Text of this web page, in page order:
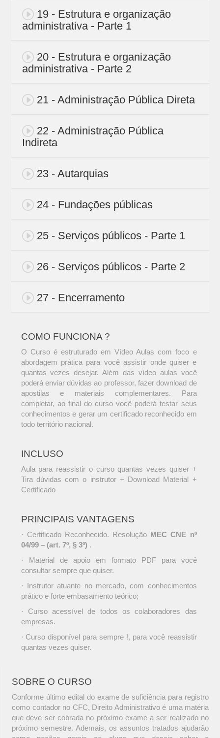
19 - Estrutura e organização
administrativa - Parte 1
20 - Estrutura e organização
administrativa - Parte 2
21 - Administração Pública Direta
22 - Administração Pública
Indireta
23 - Autarquias
24 - Fundações públicas
25 - Serviços públicos - Parte 1
26 - Serviços públicos - Parte 2
27 - Encerramento
COMO FUNCIONA ?
O Curso é estruturado em Vídeo Aulas com foco e
abordagem prática para você assistir onde quiser e
quantas vezes desejar. Além das vídeo aulas você
poderá enviar dúvidas ao professor, fazer download de
apostilas e materiais complementares. Para
completar, ao final do curso você poderá testar seus
conhecimentos e gerar um certificado reconhecido em
todo território nacional.
INCLUSO
Aula para reassistir o curso quantas vezes quiser +
Tira dúvidas com o instrutor + Download Material +
Certificado
PRINCIPAIS VANTAGENS
· Certificado Reconhecido. Resolução MEC CNE nº
04/99 – (art. 7º, § 3º) .
· Material de apoio em formato PDF para você
consultar sempre que quiser.
· Instrutor atuante no mercado, com conhecimentos
prático e forte embasamento teórico;
· Curso acessível de todos os colaboradores das
empresas.
· Curso disponível para sempre !, para você reassistir
quantas vezes quiser.
SOBRE O CURSO
Conforme último edital do exame de suficiência para registro
como contador no CFC, Direito Administrativo é uma matéria
que deve ser cobrada no próximo exame a ser realizado no
próximo semestre. Ademais, os assuntos tratados ajudarão